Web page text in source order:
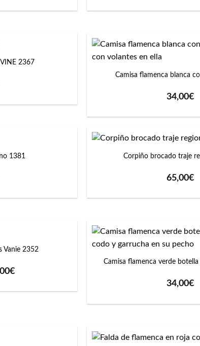
2367
Camisa flamenca blanca
34,00€
1381
+
Corpiño brocado traje
65,00€
Vanie 2352
€Rango
precios:
+
Camisa flamenca verde
34,00€